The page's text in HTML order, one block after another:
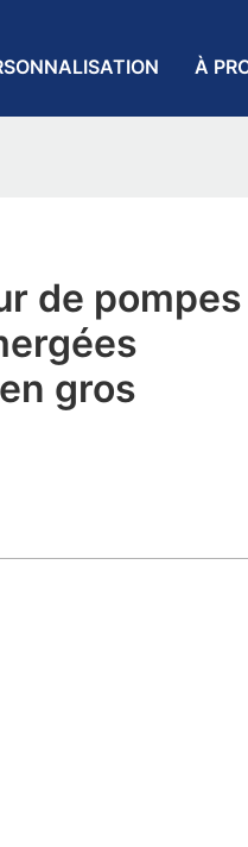
À
de pompes
gros